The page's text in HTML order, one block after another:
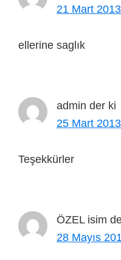
21 Mart
ellerine saglık
admin der ki
25 Mart
Teşekkürler
ÖZEL isim
28 Mayıs